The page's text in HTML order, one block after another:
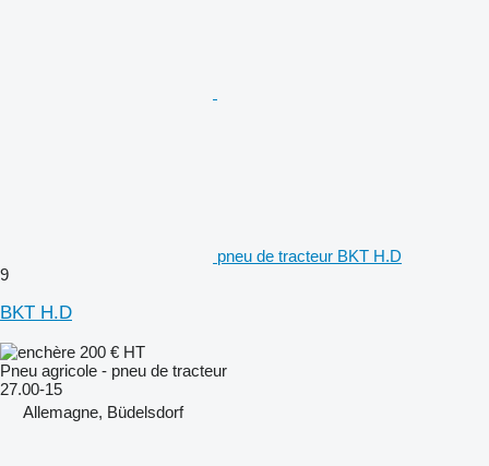
pneu de tracteur BKT H.D
9
BKT H.D
200 € HT
Pneu agricole - pneu de tracteur
27.00-15
Allemagne, Büdelsdorf